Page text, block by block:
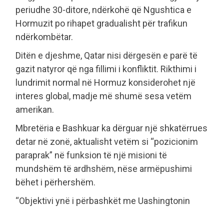
periudhe 30-ditore, ndërkohë që Ngushtica e
Hormuzit po rihapet gradualisht për trafikun
ndërkombëtar.
Ditën e djeshme, Qatar nisi dërgesën e parë të
gazit natyror që nga fillimi i konfliktit. Rikthimi i
lundrimit normal në Hormuz konsiderohet një
interes global, madje më shumë sesa vetëm
amerikan.
Mbretëria e Bashkuar ka dërguar një shkatërrues
detar në zonë, aktualisht vetëm si “pozicionim
paraprak” në funksion të një misioni të
mundshëm të ardhshëm, nëse armëpushimi
bëhet i përhershëm.
“Objektivi ynë i përbashkët me Uashingtonin